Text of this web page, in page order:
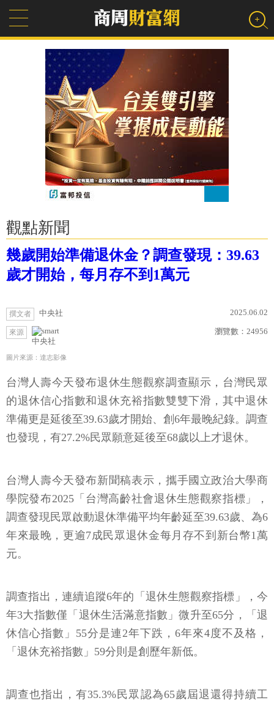
觀點新聞
幾歲開始準備退休金？調查發現：39.63
歲才開始，每月存不到1萬元
撰文者 中央社 2025.06.02
來源
中央社
瀏覽數： 24956
圖片來源：達志影像
台灣人壽今天發布退休生態觀察調查顯示，台灣民眾
的退休信心指數和退休充裕指數雙雙下滑，其中退休
準備更是延後至39.63歲才開始、創6年最晚紀錄。調查
也發現，有27.2%民眾願意延後至68歲以上才退休。
台灣人壽今天發布新聞稿表示，攜手國立政治大學商
學院發布2025「台灣高齡社會退休生態觀察指標」，
調查發現民眾啟動退休準備平均年齡延至39.63歲、為6
年來最晚，更逾7成民眾退休金每月存不到新台幣1萬
元。
調查指出，連續追蹤6年的「退休生態觀察指標」，今
年3大指數僅「退休生活滿意指數」微升至65分，「退
休信心指數」55分是連2年下跌，6年來4度不及格，
「退休充裕指數」59分則是創歷年新低。
調查也指出，有35.3%民眾認為65歲屆退還得持續工